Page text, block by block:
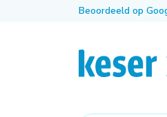
Beoordeeld op